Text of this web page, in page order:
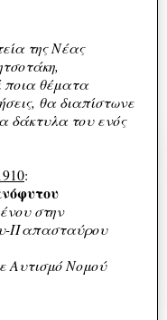
της Νέας
ποια θέματα
θα διαπίστωνε
δάκτυλα του ενός
:
στην
Παπασταύρου
Αυτισμό Νομού